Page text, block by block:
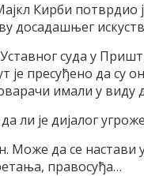
Кирби потврдио
досадашњег
суда у
је пресуђено да су
имали у
ли је дијалог
Може да се
правосуђа…